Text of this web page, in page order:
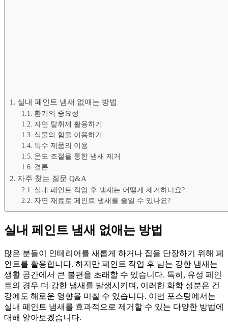
실내 페인트 냄새 없애는 방법
환기의 중요성
자연 탈취제 활용하기
식물의 힘을 이용하기
특수 제품의 이용
온도 조절을 통한 냄새 제거
결론
자주 찾는 질문 Q&A
실내 페인트 작업 후 냄새는 어떻게 제거하나요?
자연 재료로 페인트 냄새를 줄일 수 있나요?
실내 페인트 냄새 없애는 방법
많은 분들이 인테리어를 새롭게 하거나 집을 단장하기 위해 페
인트를 활용합니다. 하지만 페인트 작업 후 남는 강한 냄새는
생활 공간에서 큰 불편을 초래할 수 있습니다. 특히, 유성 페인
트의 경우 더 강한 냄새를 발생시키며, 이러한 화학 성분은 건
강에도 해로운 영향을 미칠 수 있습니다. 이번 포스팅에서는
실내 페인트 냄새를 효과적으로 제거할 수 있는 다양한 방법에
대해 알아보겠습니다.